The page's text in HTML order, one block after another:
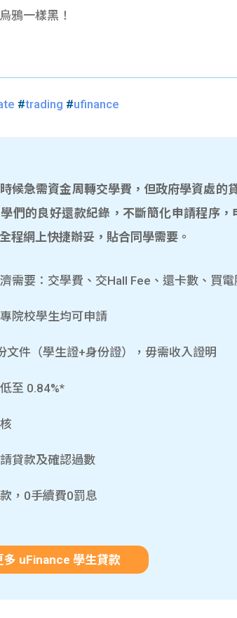
鴉一樣黑！
#trading #ufinance
候急需資金周轉交學費，但政府學資處的
們的良好還款紀錄，不斷簡化申請程序
程網上快捷辦妥，貼合同學需要。
需要：交學費、交Hall Fee、還卡數、買
院校學生均可申請
文件（學生證+身份證），毋需收入證明
至 0.84%*
貸款及確認過數
，0手續費0罰息
多 uFinance 學生貸款